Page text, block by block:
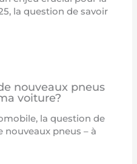
la question de savoir
nouveaux pneus
voiture?
la question de
pneus – à